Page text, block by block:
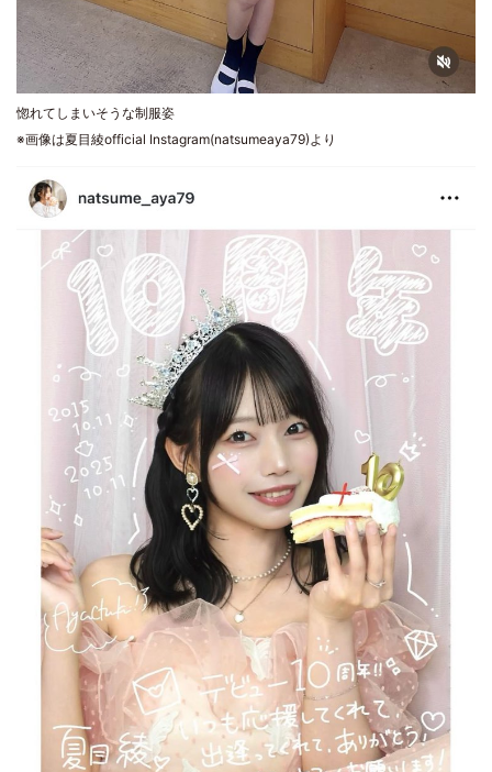
惚れてしまいそうな制服姿
※画像は夏目綾official Instagram(natsumeaya79)より